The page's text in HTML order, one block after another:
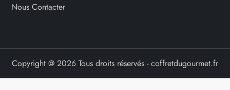
Nous Contacter
Copyright @ 2026 Tous droits réservés - coffretdugourmet.fr